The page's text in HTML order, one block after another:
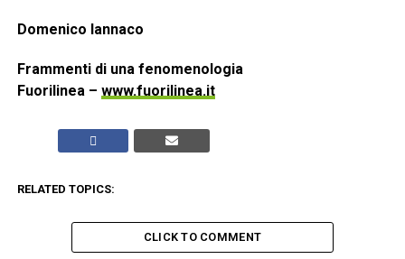
Domenico Iannaco
Frammenti di una fenomenologia
Fuorilinea – www.fuorilinea.it
RELATED TOPICS:
CLICK TO COMMENT